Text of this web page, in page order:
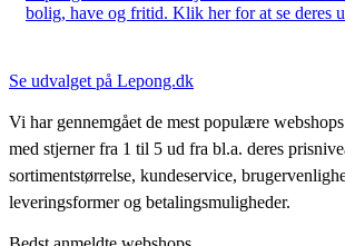
bolig, have og fritid. Klik her for at se deres
Se udvalget på Lepong.dk
Vi har gennemgået de mest populære
med stjerner fra 1 til 5 ud fra bl.a. deres
sortimentstørrelse, kundeservice,
leveringsformer og betalingsmuligheder.